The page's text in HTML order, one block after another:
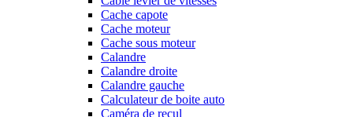
Cache capote
Cache moteur
Cache sous moteur
Calandre
Calandre droite
Calandre gauche
Calculateur de boite auto
Caméra de recul